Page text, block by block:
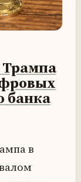
банка
в